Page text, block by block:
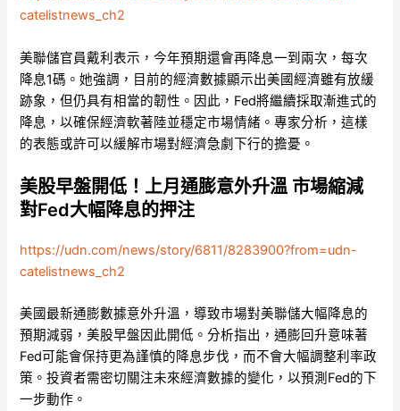
catelistnews_ch2
美聯儲官員戴利表示，今年預期還會再降息一到兩次，每次
降息1碼。她強調，目前的經濟數據顯示出美國經濟雖有放緩
跡象，但仍具有相當的韌性。因此，Fed將繼續採取漸進式的
降息，以確保經濟軟著陸並穩定市場情緒。專家分析，這樣
的表態或許可以緩解市場對經濟急劇下行的擔憂。
美股早盤開低！上月通膨意外升溫 市場縮減
對Fed大幅降息的押注
https://udn.com/news/story/6811/8283900?from=udn-
catelistnews_ch2
美國最新通膨數據意外升溫，導致市場對美聯儲大幅降息的
預期減弱，美股早盤因此開低。分析指出，通膨回升意味著
Fed可能會保持更為謹慎的降息步伐，而不會大幅調整利率政
策。投資者需密切關注未來經濟數據的變化，以預測Fed的下
一步動作。